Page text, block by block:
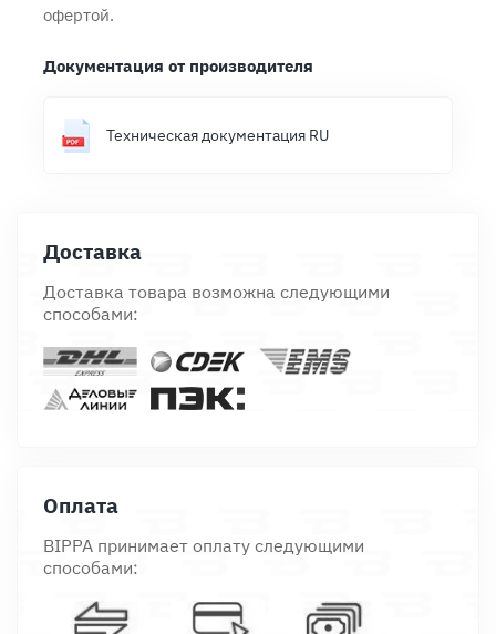
офертой.
Документация от производителя
Техническая документация RU
Доставка
Доставка товара возможна следующими
способами:
Оплата
BIPPA принимает оплату следующими
способами: